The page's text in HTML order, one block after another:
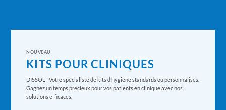
+ de 100 000 kits confectionnés
Votre partenaire français, établi en Bourgogne, se concentre sur les
soins des kits d’hygiène corporelle, notamment dans les domaines des
le secteur de la santé.